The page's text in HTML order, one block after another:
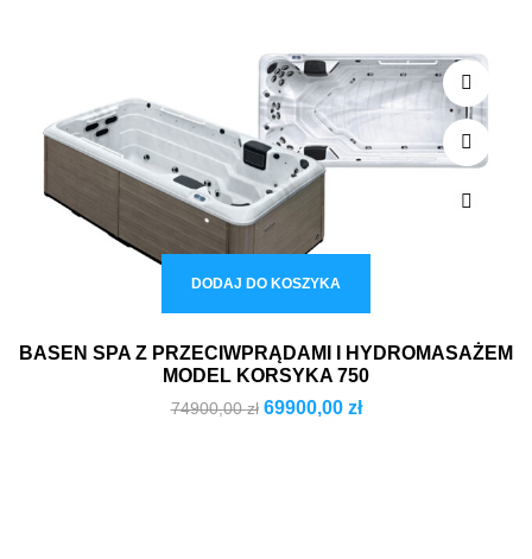
DODAJ DO KOSZYKA
BASEN SPA Z PRZECIWPRĄDAMI I HYDROMASAŻEM
MODEL KORSYKA 750
74900,00zł 69900,00 zł